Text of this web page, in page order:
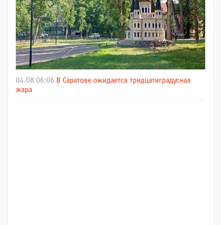
04.08 06:06 В Саратове ожидается тридцатиградусная
жара